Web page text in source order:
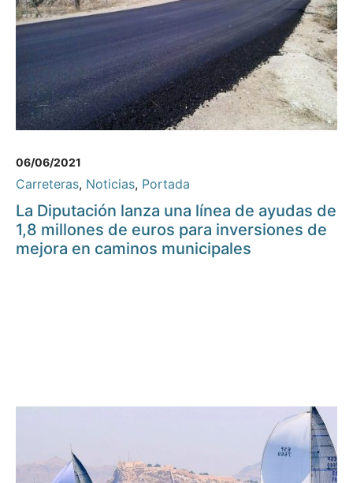
06/06/2021
Carreteras, Noticias, Portada
La Diputación lanza una línea de ayudas de
1,8 millones de euros para inversiones de
mejora en caminos municipales